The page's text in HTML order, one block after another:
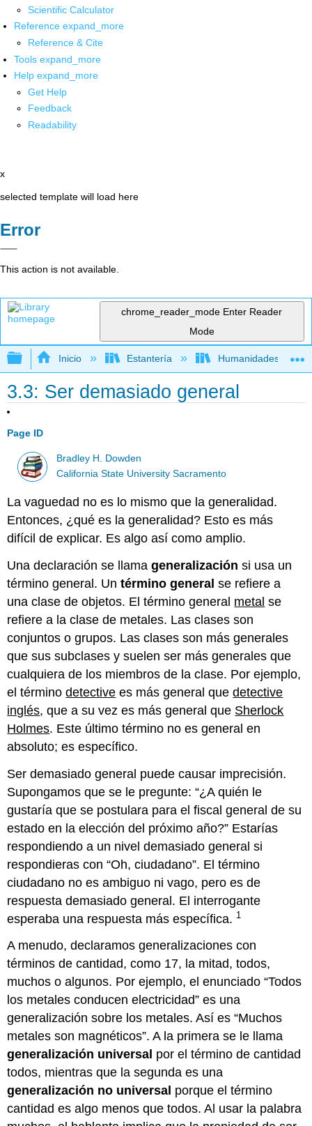
Scientific Calculator
Reference expand_more
Reference & Cite
Tools expand_more
Help expand_more
Get Help
Feedback
Readability
x
selected template will load here
Error
This action is not available.
chrome_reader_mode Enter Reader
Mode
Expandir/contraer jerarquía global
Inicio Estantería Humanidades
3.3: Ser demasiado general
Page ID
Bradley H. Dowden
California State University Sacramento
La vaguedad no es lo mismo que la generalidad.
Entonces, ¿qué es la generalidad? Esto es más
difícil de explicar. Es algo así como amplio.
Una declaración se llamageneralización si usa un
término general. Untérmino general se refiere a
una clase de objetos. El término general metal se
refiere a la clase de metales. Las clases son
conjuntos o grupos. Las clases son más generales
que sus subclases y suelen ser más generales que
cualquiera de los miembros de la clase. Por ejemplo,
el términodetective es más general quedetective
inglés, que a su vez es más general que Sherlock
Holmes. Este último término no es general en
absoluto; es específico.
Ser demasiado general puede causar imprecisión.
Supongamos que se le pregunte: “¿A quién le
gustaría que se postulara para el fiscal general de su
estado en la elección del próximo año?” Estarías
respondiendo a un nivel demasiado general si
respondieras con “Oh, ciudadano”. El término
ciudadano no es ambiguo ni vago, pero es de
respuesta demasiado general. El interrogante
esperaba una respuesta más específica. 1
A menudo, declaramos generalizaciones con
términos de cantidad, como 17, la mitad, todos,
muchos o algunos. Por ejemplo, el enunciado “Todos
los metales conducen electricidad” es una
generalización sobre los metales. Así es “Muchos
metales son magnéticos”. A la primera se le llama
generalización universal por el término de cantidad
todos, mientras que la segunda es una
generalización no universal porque el término
cantidad es algo menos que todos. Al usar la palabra